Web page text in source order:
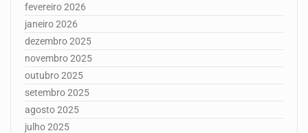
fevereiro 2026
janeiro 2026
dezembro 2025
novembro 2025
outubro 2025
setembro 2025
agosto 2025
julho 2025